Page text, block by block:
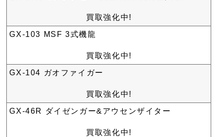
買取強化中!
GX-103 MSF 3式機龍
買取強化中!
GX-104 ガオファイガー
買取強化中!
GX-46R ダイゼンガー&アウセンザイター
買取強化中!